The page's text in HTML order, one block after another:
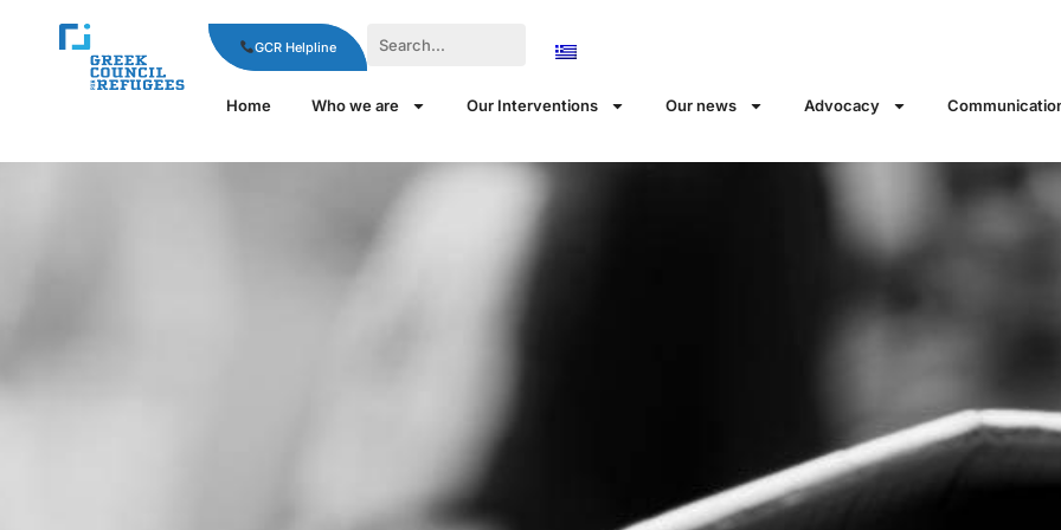
GCR Helpline
Home Who we are Our Interventions Our news Αdvocacy